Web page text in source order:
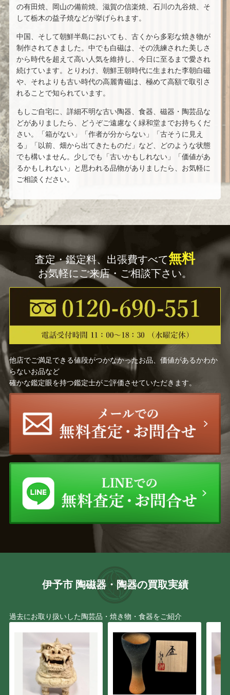
の有田焼、岡山の備前焼、滋賀の信楽焼、石川の九谷焼、そ
して栃木の益子焼などが挙げられます。
中国、そして朝鮮半島においても、古くから多彩な焼き物が
制作されてきました。中でも白磁は、その洗練された美しさ
から時代を超えて高い人気を維持し、今日に至るまで愛され
続けています。とりわけ、朝鮮王朝時代に生まれた李朝白磁
や、それよりも古い時代の高麗青磁は、極めて高額で取引さ
れることで知られています。
もしご自宅に、詳細不明な古い陶器、食器、磁器・陶芸品な
どがありましたら、どうぞご遠慮なく緑和堂までお持ちくだ
さい。「箱がない」「作者が分からない」「古そうに見え
る」「以前、畑から出てきたものだ」など、どのような状態
でも構いません。少しでも「古いかもしれない」「価値があ
るかもしれない」と思われる品物がありましたら、お気軽に
ご相談ください。
査定・鑑定料、出張費すべて無料
お気軽にご来店・ご相談下さい。
他店でご満足できる値段がつかなかったお品、価値があるかわか
らないお品など
確かな鑑定眼を持つ鑑定士がご評価させていただきます。
伊予市 陶磁器・陶器の買取実績
過去にお取り扱いした陶芸品・焼き物・食器をご紹介